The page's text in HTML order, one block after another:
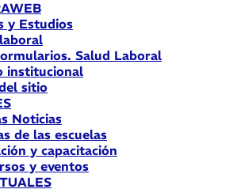
y Estudios
Salud Laboral
institucional
sitio
Noticias
de las escuelas
y capacitación
y eventos